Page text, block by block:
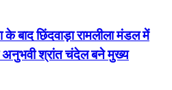
बाद छिंदवाड़ा रामलीला मंडल में
श्रांत चंदेल बने मुख्य